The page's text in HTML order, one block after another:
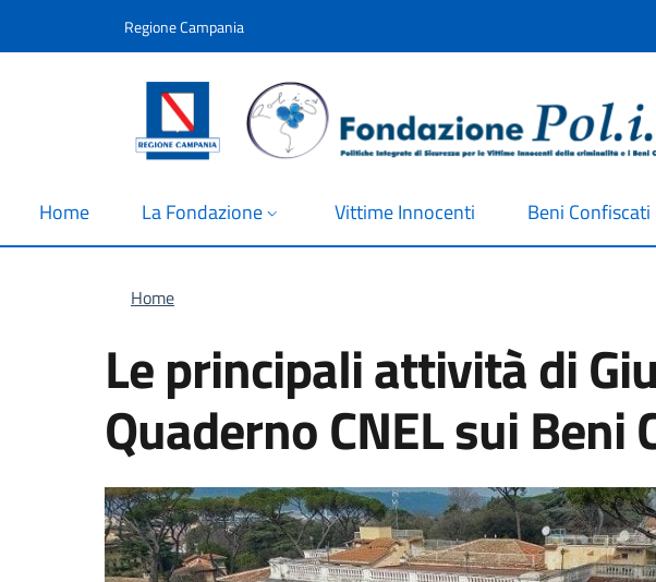
Regione Campania
Home La Fondazione Vittime Innocenti Beni Confiscati
Briciole di pane
Home
Le principali attività di
Quaderno CNEL sui Beni